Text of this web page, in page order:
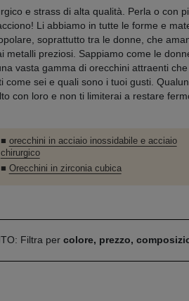
e strass di alta qualità. Perla o con
Li abbiamo in tutte le forme e
soprattutto tra le donne, che
metalli preziosi. Sappiamo come le
vasta gamma di orecchini attraenti
sei e quali sono i tuoi gusti.
con loro e non ti limiterai a restare
■ orecchini in acciaio inossidabile e acciaio
chirurgico
■ Orecchini in zirconia cubica
Filtra per colore, prezzo,